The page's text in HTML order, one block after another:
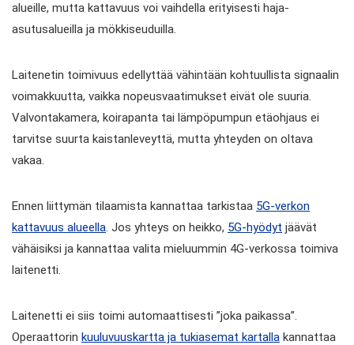
alueille, mutta kattavuus voi vaihdella erityisesti haja-
asutusalueilla ja mökkiseuduilla.
Laitenetin toimivuus edellyttää vähintään kohtuullista signaalin
voimakkuutta, vaikka nopeusvaatimukset eivät ole suuria.
Valvontakamera, koirapanta tai lämpöpumpun etäohjaus ei
tarvitse suurta kaistanleveyttä, mutta yhteyden on oltava
vakaa.
Ennen liittymän tilaamista kannattaa tarkistaa 5G-verkon
kattavuus alueella. Jos yhteys on heikko, 5G-hyödyt jäävät
vähäisiksi ja kannattaa valita mieluummin 4G-verkossa toimiva
laitenetti.
Laitenetti ei siis toimi automaattisesti ”joka paikassa”.
Operaattorin kuuluvuuskartta ja tukiasemat kartalla kannattaa